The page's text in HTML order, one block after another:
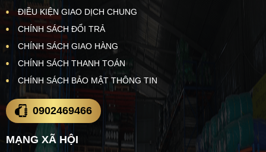
ĐIỀU KIỆN GIAO DỊCH CHUNG
CHÍNH SÁCH ĐỔI TRẢ
CHÍNH SÁCH GIAO HÀNG
CHÍNH SÁCH THANH TOÁN
CHÍNH SÁCH BẢO MẬT THÔNG TIN
0902469466
MẠNG XÃ HỘI